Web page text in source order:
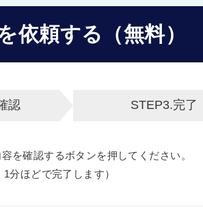
依頼する（無料）
認 STEP3.完了
を確認するボタンを押してください。
分ほどで完了します）